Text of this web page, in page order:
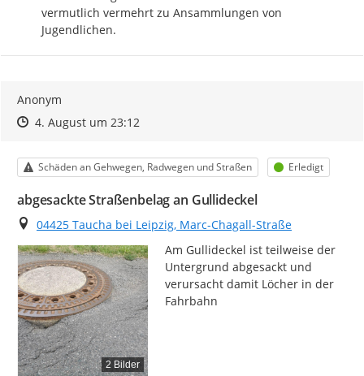
vermutlich vermehrt zu Ansammlungen von
Jugendlichen.
Anonym
Zeitpunkt des Erstellens
Zeitpunkt des Erstellens
4. August um 23:12Zur Äußerung
Kategorie
Schäden an Gehwegen, Radwegen und Straßen Status
Erledigt
abgesackte Straßenbelag an Gullideckel
Ort
04425 Taucha bei Leipzig, Marc-Chagall-Straße
2 Bilder
Am Gullideckel ist teilweise der
Untergrund abgesackt und
verursacht damit Löcher in der
Fahrbahn